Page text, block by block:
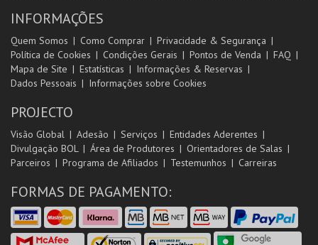
INFORMAÇÕES
Quem Somos Como Comprar
Privacidade & Segurança
Política de Cookies
Condições Gerais Pontos de Venda
FAQ
Mapa de Site
Estatísticas
Informações & Reservas
Dados Pessoais
Informações sobre Cookies
PROJECTO
Visão Global Adesão Serviços
Entidades Aderentes
Divulgação BOL
Área de Produtores
Orientadores de Salas
Parceiros
Programa de Afiliados Testemunhos Carreiras
FORMAS DE PAGAMENTO: